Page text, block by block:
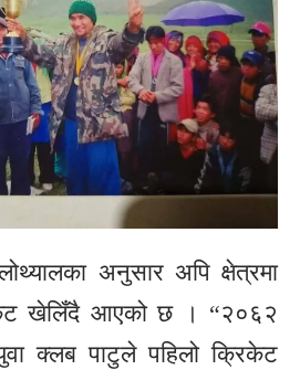
अनुसार अपि क्षेत्रमा
खेलिँदै आएको छ । “२०६२
क्लब पाटुले पहिलो क्रिकेट